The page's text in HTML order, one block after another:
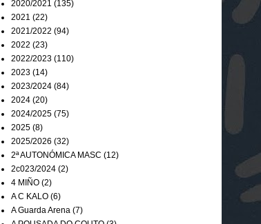
2020/2021 (135)
2021 (22)
2021/2022 (94)
2022 (23)
2022/2023 (110)
2023 (14)
2023/2024 (84)
2024 (20)
2024/2025 (75)
2025 (8)
2025/2026 (32)
2ª AUTONÓMICA MASC (12)
2c023/2024 (2)
4 MIÑO (2)
A C KALO (6)
A Guarda Arena (7)